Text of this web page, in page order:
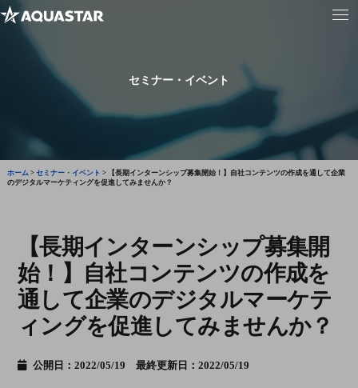
セミナー・イベント
ホーム> セミナー・イベント >
【長期インターンシップ募集開始！】自社コンテンツの作成を通して企業
のデジタルマーケティングを促進してみませんか？
【長期インターンシップ募集開
始！】自社コンテンツの作成を
通して企業のデジタルマーケテ
ィングを促進してみませんか？
公開日：2022/05/19 最終更新日：2022/05/19